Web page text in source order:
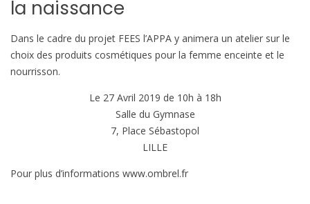
la naissance
Dans le cadre du projet FEES l’APPA y animera un atelier sur le
choix des produits cosmétiques pour la femme enceinte et le
nourrisson.
Le 27 Avril 2019 de 10h à 18h
Salle du Gymnase
7, Place Sébastopol
LILLE
Pour plus d’informations www.ombrel.fr